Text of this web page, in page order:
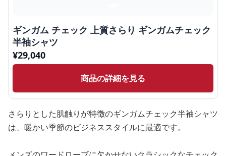
ギンガム チェック 上質さらり ギンガムチェック
半袖シャツ
¥29,040
商品の詳細を見る
さらりとした肌触りが特徴のギンガムチェック半袖シャツ
は、暖かい季節のビジネススタイルに最適です。